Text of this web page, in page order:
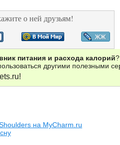
о ней друзьям!
питания и расхода калорий?
другими полезными
на MyCharm.ru